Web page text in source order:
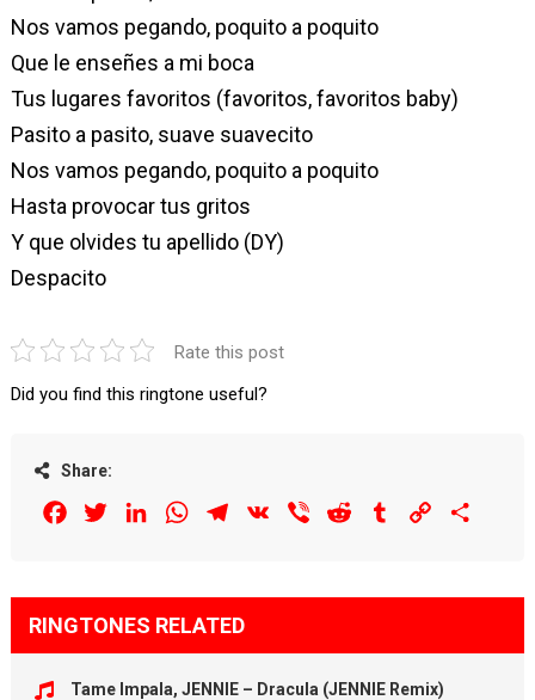
Nos vamos pegando, poquito a poquito
Que le enseñes a mi boca
Tus lugares favoritos (favoritos, favoritos baby)
Pasito a pasito, suave suavecito
Nos vamos pegando, poquito a poquito
Hasta provocar tus gritos
Y que olvides tu apellido (DY)
Despacito
Rate this post
Did you find this ringtone useful?
Share:
FacebookTwitterLinkedInWhatsAppTelegram
VK Viber Reddit Tumblr Copy
RINGTONES RELATED
Tame Impala, JENNIE – Dracula (JENNIE Remix)